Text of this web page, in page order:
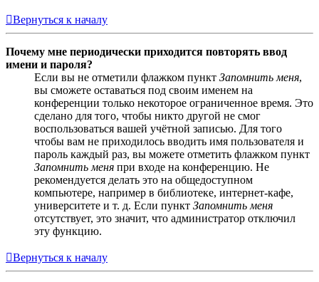
Вернуться к началу
Почему мне периодически приходится повторять ввод
имени и пароля?
Если вы не отметили флажком пункт Запомнить меня,
вы сможете оставаться под своим именем на
конференции только некоторое ограниченное время. Это
сделано для того, чтобы никто другой не смог
воспользоваться вашей учётной записью. Для того
чтобы вам не приходилось вводить имя пользователя и
пароль каждый раз, вы можете отметить флажком пункт
Запомнить меня при входе на конференцию. Не
рекомендуется делать это на общедоступном
компьютере, например в библиотеке, интернет-кафе,
университете и т. д. Если пункт Запомнить меня
отсутствует, это значит, что администратор отключил
эту функцию.
Вернуться к началу